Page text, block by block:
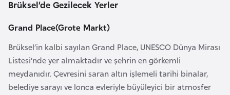
Brüksel’de Gezilecek Yerler
Grand Place(Grote Markt)
Brüksel’in kalbi sayılan Grand Place, UNESCO Dünya Mirası
Listesi’nde yer almaktadır ve şehrin en görkemli
meydanıdır. Çevresini saran altın işlemeli tarihi binalar,
belediye sarayı ve lonca evleriyle büyüleyici bir atmosfer
a
A
z
e
r
b